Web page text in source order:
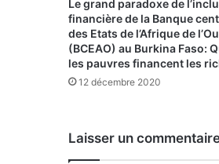
Le grand paradoxe de
financière de la Banque
des Etats de l’Afrique de
(BCEAO) au Burkina Faso:
les pauvres financent les
12 décembre 2020
Laisser un